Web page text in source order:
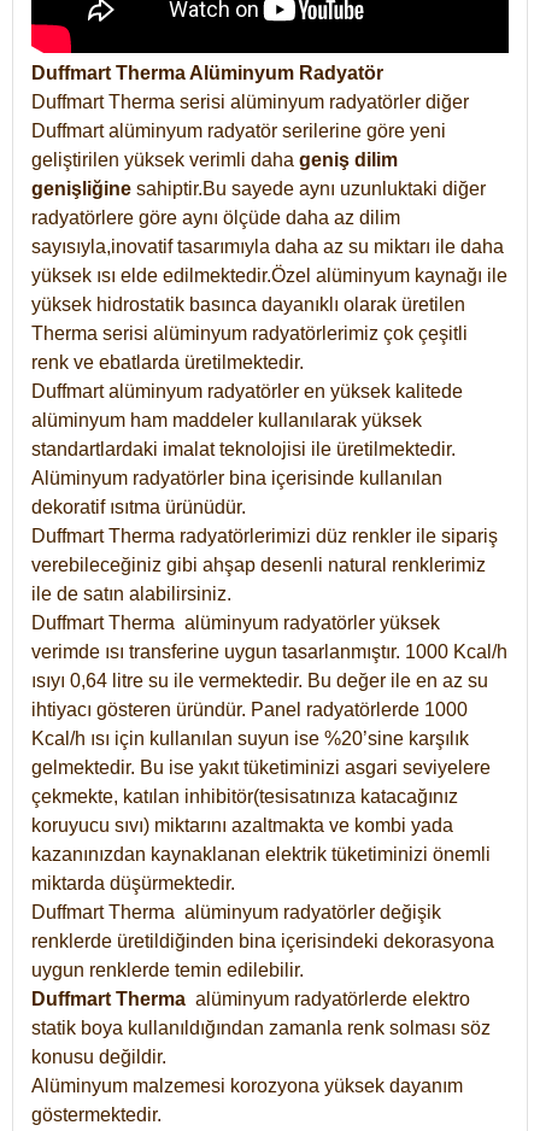
Duffmart Therma Alüminyum Radyatör
Duffmart Therma serisi alüminyum radyatörler diğer
Duffmart alüminyum radyatör serilerine göre yeni
geliştirilen yüksek verimli daha geniş dilim
genişliğine sahiptir.Bu sayede aynı uzunluktaki diğer
radyatörlere göre aynı ölçüde daha az dilim
sayısıyla,inovatif tasarımıyla daha az su miktarı ile daha
yüksek ısı elde edilmektedir.Özel alüminyum kaynağı ile
yüksek hidrostatik basınca dayanıklı olarak üretilen
Therma serisi alüminyum radyatörlerimiz çok çeşitli
renk ve ebatlarda üretilmektedir.
Duffmart alüminyum radyatörler en yüksek kalitede
alüminyum ham maddeler kullanılarak yüksek
standartlardaki imalat teknolojisi ile üretilmektedir.
Alüminyum radyatörler bina içerisinde kullanılan
dekoratif ısıtma ürünüdür.
Duffmart Therma radyatörlerimizi düz renkler ile sipariş
verebileceğiniz gibi ahşap desenli natural renklerimiz
ile de satın alabilirsiniz.
Duffmart Therma alüminyum radyatörler yüksek
verimde ısı transferine uygun tasarlanmıştır. 1000 Kcal/h
ısıyı 0,64 litre su ile vermektedir. Bu değer ile en az su
ihtiyacı gösteren üründür. Panel radyatörlerde 1000
Kcal/h ısı için kullanılan suyun ise %20’sine karşılık
gelmektedir. Bu ise yakıt tüketiminizi asgari seviyelere
çekmekte, katılan inhibitör(tesisatınıza katacağınız
koruyucu sıvı) miktarını azaltmakta ve kombi yada
kazanınızdan kaynaklanan elektrik tüketiminizi önemli
miktarda düşürmektedir.
Duffmart Therma alüminyum radyatörler değişik
renklerde üretildiğinden bina içerisindeki dekorasyona
uygun renklerde temin edilebilir.
Duffmart Therma alüminyum radyatörlerde elektro
statik boya kullanıldığından zamanla renk solması söz
konusu değildir.
Alüminyum malzemesi korozyona yüksek dayanım
göstermektedir.